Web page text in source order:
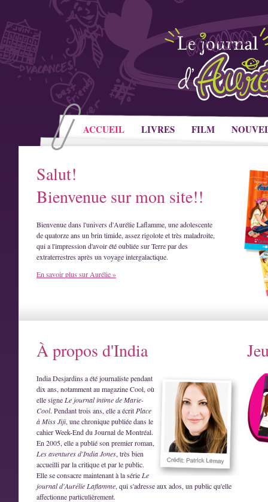
ACCUEIL LIVRES FILM
Salut!
Bienvenue sur mon site!!
Bienvenue dans l'univers d'Aurélie Laflamme, une adolescente
de quatorze ans un brin timide, assez rigolote et très maladroite,
qui a l'impression d'avoir été oubliée sur Terre par des
extraterrestres après un voyage intergalactique.
En savoir plus sur Aurélie »
À propos d'India
India Desjardins a été journaliste pendant
dix ans, notamment au magazine Cool, où
elle signe Le journal intime de Marie-
Cool. Pendant trois ans, elle a écrit Place
à Miss Jiji, une chronique publiée dans le
cahier Week-End du Journal de Montréal.
En 2005, elle a publié son premier roman,
Les aventures d'India Jones, très bien
accueilli par la critique et par le public.
Elle se consacre maintenant à la série Le
journal d'Aurélie Laflamme, qui s'adresse aux ados, un public qu'elle
affectionne particulièrement.